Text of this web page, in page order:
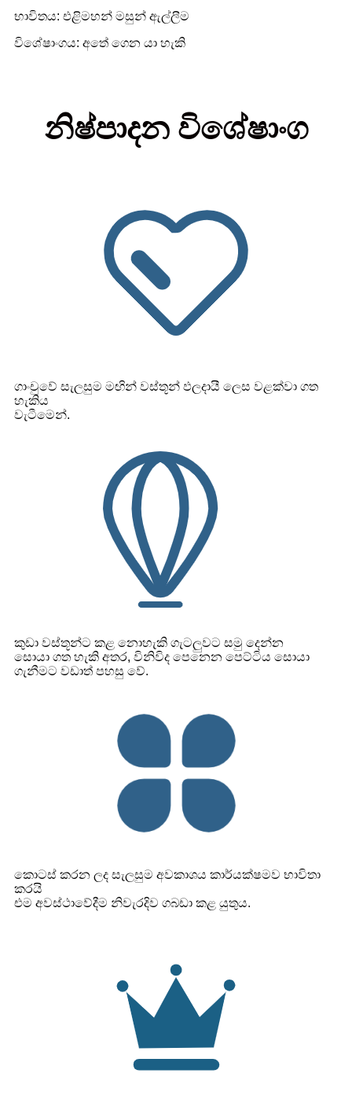
භාවිතය: එළිමහන් මසුන් ඇල්ලීම
විශේෂාංගය: අතේ ගෙන යා හැකි
නිෂ්පාදන විශේෂාංග
ගාංචුවේ සැලසුම මඟින් වස්තූන් ඵලදායී ලෙස වළක්වා ගත
හැකිය
වැටීමෙන්.
කුඩා වස්තූන්ට කළ නොහැකි ගැටලුවට සමු දෙන්න
සොයා ගත හැකි අතර, විනිවිද පෙනෙන පෙට්ටිය සොයා
ගැනීමට වඩාත් පහසු වේ.
කොටස් කරන ලද සැලසුම අවකාශය කාර්යක්ෂමව භාවිතා
කරයි
එම අවස්ථාවේදීම නිවැරදිව ගබඩා කළ යුතුය.